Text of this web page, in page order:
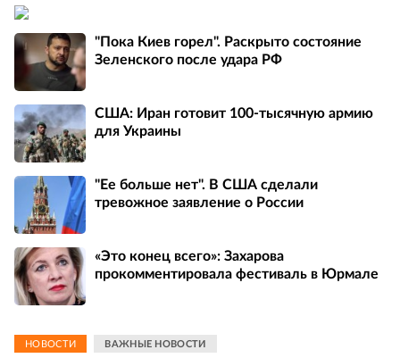
"Пока Киев горел". Раскрыто состояние
Зеленского после удара РФ
США: Иран готовит 100-тысячную армию
для Украины
"Ее больше нет". В США сделали
тревожное заявление о России
«Это конец всего»: Захарова
прокомментировала фестиваль в Юрмале
НОВОСТИ ВАЖНЫЕ НОВОСТИ